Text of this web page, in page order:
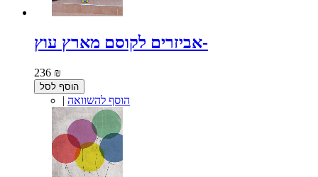
אביזרים לקוסם מארץ עוץ-
236 ₪
הוסף לסל
| הוסף להשוואה